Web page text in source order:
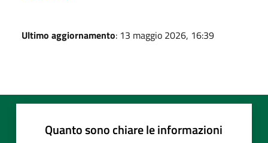
Ultimo aggiornamento: 13 maggio 2026, 16:39
Quanto sono chiare le informazioni